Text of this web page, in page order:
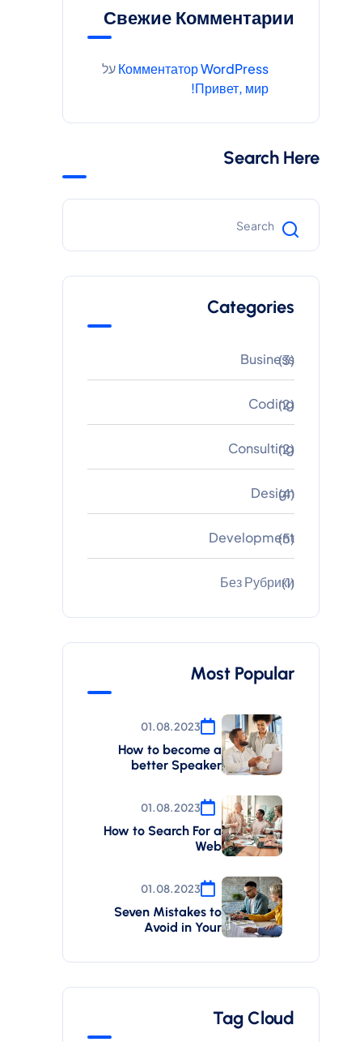
Свежие Комментарии
Комментатор WordPressעל
Привет, мир!
Search Here
Categories
Business
(3)
Coding
(2)
Consulting
(2)
Design
(4)
Development
(5)
Без Рубрики
(1)
Most Popular
01.08.2023
How to become a
better Speaker
01.08.2023
How to Search For a
Web
01.08.2023
Seven Mistakes to
Avoid in Your
Tag Cloud